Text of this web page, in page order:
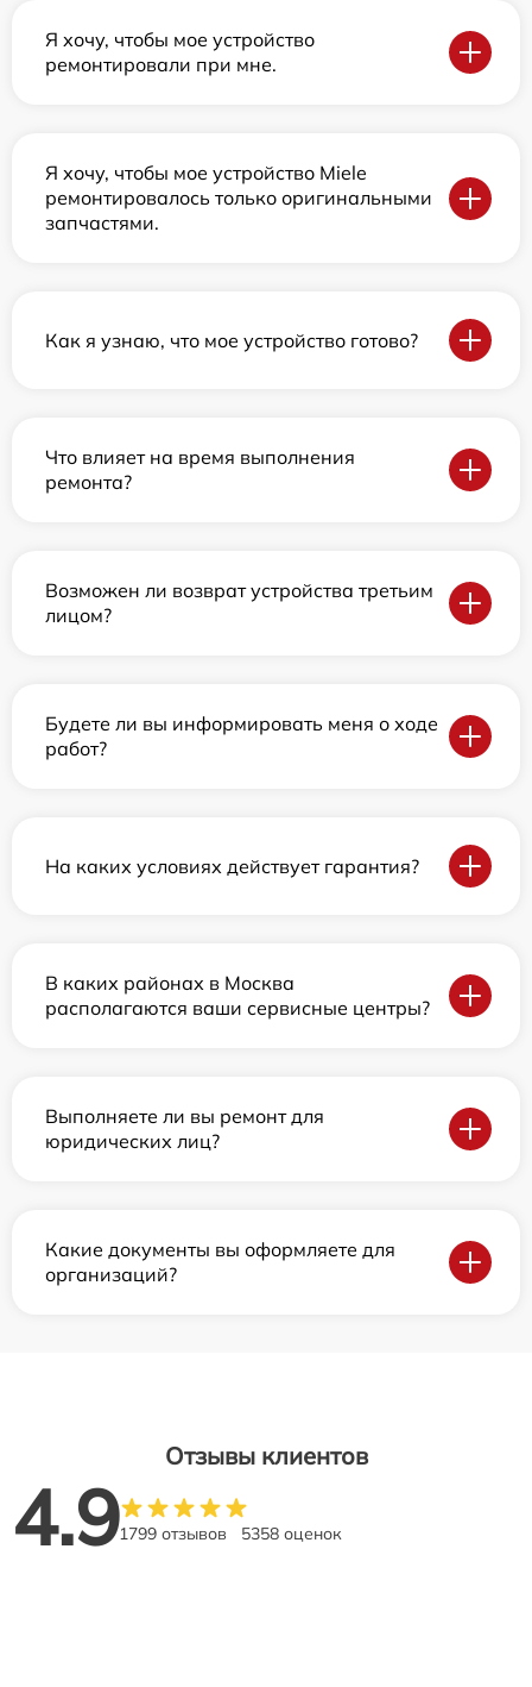
Я хочу, чтобы мое устройство
ремонтировали при мне.
Я хочу, чтобы мое устройство Miele
ремонтировалось только оригинальными
запчастями.
Как я узнаю, что мое устройство готово?
Что влияет на время выполнения
ремонта?
Возможен ли возврат устройства третьим
лицом?
Будете ли вы информировать меня о ходе
работ?
На каких условиях действует гарантия?
В каких районах в Москва
располагаются ваши сервисные центры?
Выполняете ли вы ремонт для
юридических лиц?
Какие документы вы оформляете для
организаций?
Отзывы клиентов
4.91799 отзывов 5358 оценок